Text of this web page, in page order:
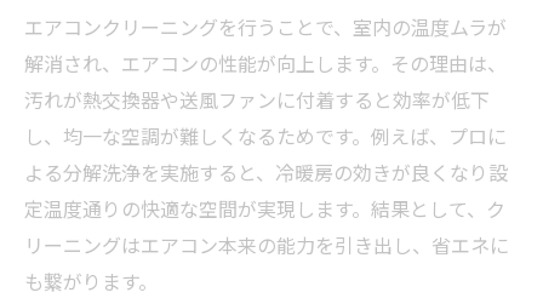
エアコンクリーニングを行うことで、室内の温度ムラが
解消され、エアコンの性能が向上します。その理由は、
汚れが熱交換器や送風ファンに付着すると効率が低下
し、均一な空調が難しくなるためです。例えば、プロに
よる分解洗浄を実施すると、冷暖房の効きが良くなり設
定温度通りの快適な空間が実現します。結果として、ク
リーニングはエアコン本来の能力を引き出し、省エネに
も繋がります。